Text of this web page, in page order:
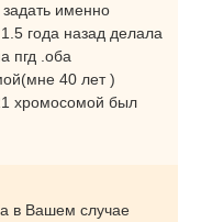
именно
года назад делала
пгд .оба
40 лет )
хромосомой был
в Вашем случае